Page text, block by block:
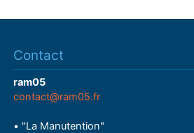
Contact
ram05
contact@ram05.fr
• "La Manutention"